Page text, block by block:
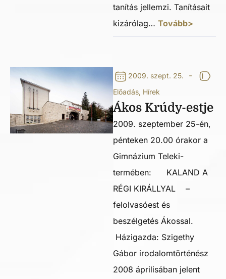
tanítás jellemzi. Tanításait
kizárólag… Tovább>
2009. szept. 25. -
Előadás, Hírek
Ákos Krúdy-estje
2009. szeptember 25-én,
pénteken 20.00 órakor a
Gimnázium Teleki-
termében: KALAND A
RÉGI KIRÁLLYAL –
felolvasóest és
beszélgetés Ákossal.
Házigazda: Szigethy
Gábor irodalomtörténész
2008 áprilisában jelent